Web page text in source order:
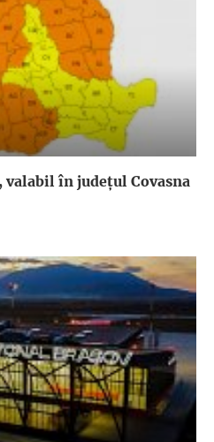
valabil în judeţul Covasna